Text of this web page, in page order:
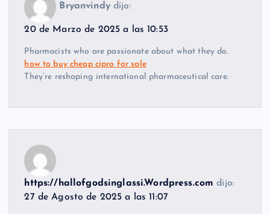
Bryanvindy dijo:
20 de Marzo de 2025 a las 10:53
Pharmacists who are passionate about what they do.
how to buy cheap cipro for sale
They’re reshaping international pharmaceutical care.
https://hallofgodsinglassi.Wordpress.com dijo:
27 de Agosto de 2025 a las 11:07